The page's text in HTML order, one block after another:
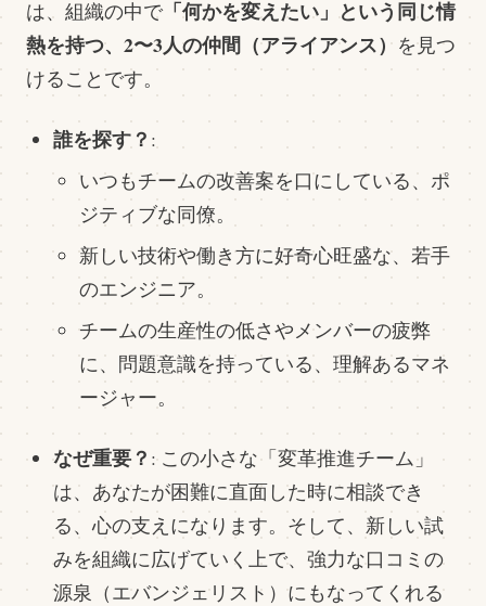
は、組織の中で「何かを変えたい」という同じ情
熱を持つ、2〜3人の仲間（アライアンス） を見つ
けることです。
誰を探す？ :
いつもチームの改善案を口にしている、ポ
ジティブな同僚。
新しい技術や働き方に好奇心旺盛な、若手
のエンジニア。
チームの生産性の低さやメンバーの疲弊
に、問題意識を持っている、理解あるマネ
ージャー。
なぜ重要？ : この小さな「変革推進チーム」
は、あなたが困難に直面した時に相談でき
る、心の支えになります。そして、新しい試
みを組織に広げていく上で、強力な口コミの
源泉（エバンジェリスト）にもなってくれる